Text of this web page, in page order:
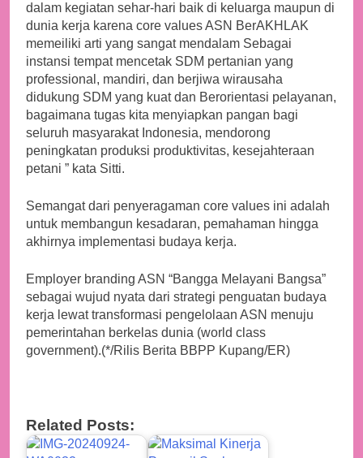
dalam kegiatan sehar-hari baik di keluarga maupun di
dunia kerja karena core values ASN BerAKHLAK
memeiliki arti yang sangat mendalam Sebagai
instansi tempat mencetak SDM pertanian yang
professional, mandiri, dan berjiwa wirausaha
didukung SDM yang kuat dan Berorientasi pelayanan,
bagaimana tugas kita menyiapkan pangan bagi
seluruh masyarakat Indonesia, mendorong
peningkatan produksi produktivitas, kesejahteraan
petani ” kata Sitti.
Semangat dari penyeragaman core values ini adalah
untuk membangun kesadaran, pemahaman hingga
akhirnya implementasi budaya kerja.
Employer branding ASN “Bangga Melayani Bangsa”
sebagai wujud nyata dari strategi penguatan budaya
kerja lewat transformasi pengelolaan ASN menuju
pemerintahan berkelas dunia (world class
government).(*/Rilis Berita BBPP Kupang/ER)
Related Posts: